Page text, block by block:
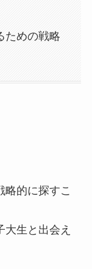
ための戦略
的に探すこ
生と出会え